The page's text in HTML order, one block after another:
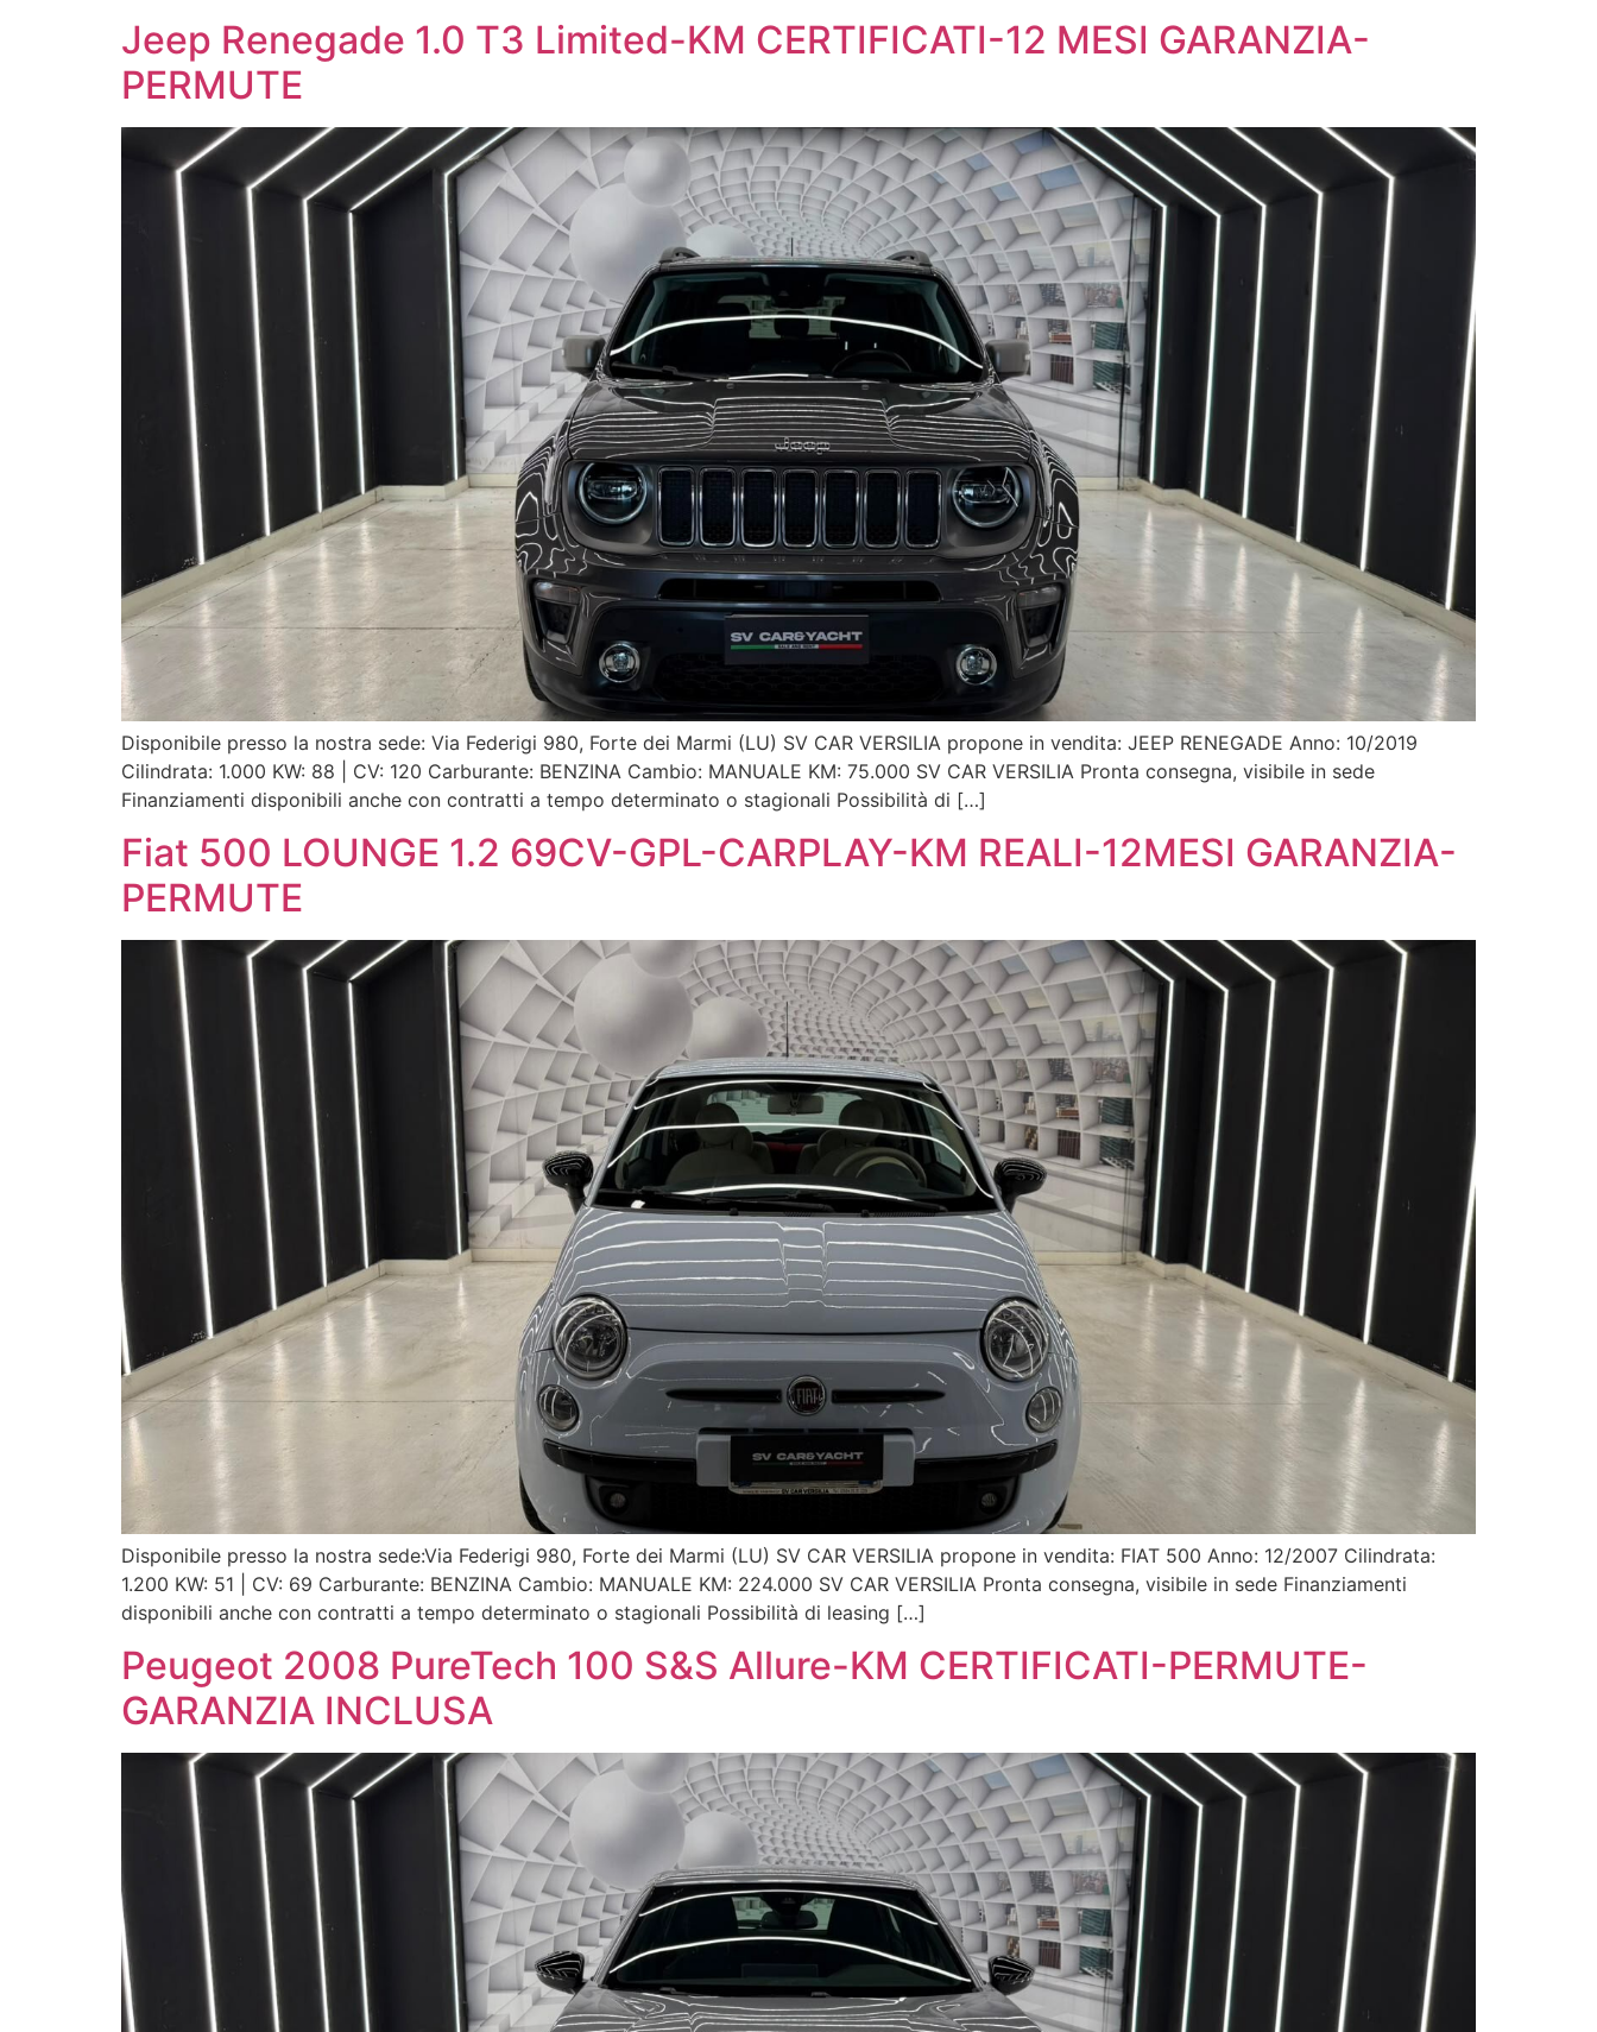
Jeep Renegade 1.0 T3 Limited-KM CERTIFICATI-12 MESI GARANZIA-
PERMUTE
Disponibile presso la nostra sede: Via Federigi 980, Forte dei Marmi (LU) SV CAR VERSILIA propone in vendita: JEEP RENEGADE Anno: 10/2019
Cilindrata: 1.000 KW: 88 | CV: 120 Carburante: BENZINA Cambio: MANUALE KM: 75.000 SV CAR VERSILIA Pronta consegna, visibile in sede
Finanziamenti disponibili anche con contratti a tempo determinato o stagionali Possibilità di […]
Fiat 500 LOUNGE 1.2 69CV-GPL-CARPLAY-KM REALI-12MESI GARANZIA-
PERMUTE
Disponibile presso la nostra sede:Via Federigi 980, Forte dei Marmi (LU) SV CAR VERSILIA propone in vendita: FIAT 500 Anno: 12/2007 Cilindrata:
1.200 KW: 51 | CV: 69 Carburante: BENZINA Cambio: MANUALE KM: 224.000 SV CAR VERSILIA Pronta consegna, visibile in sede Finanziamenti
disponibili anche con contratti a tempo determinato o stagionali Possibilità di leasing […]
Peugeot 2008 PureTech 100 S&S Allure-KM CERTIFICATI-PERMUTE-
GARANZIA INCLUSA